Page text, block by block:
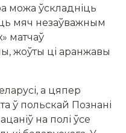
можа ўскладніць
мяч незаўважным
матчаў
жоўты ці аранжавы
а цяпер
ў польскай Познані
на полі ўсе